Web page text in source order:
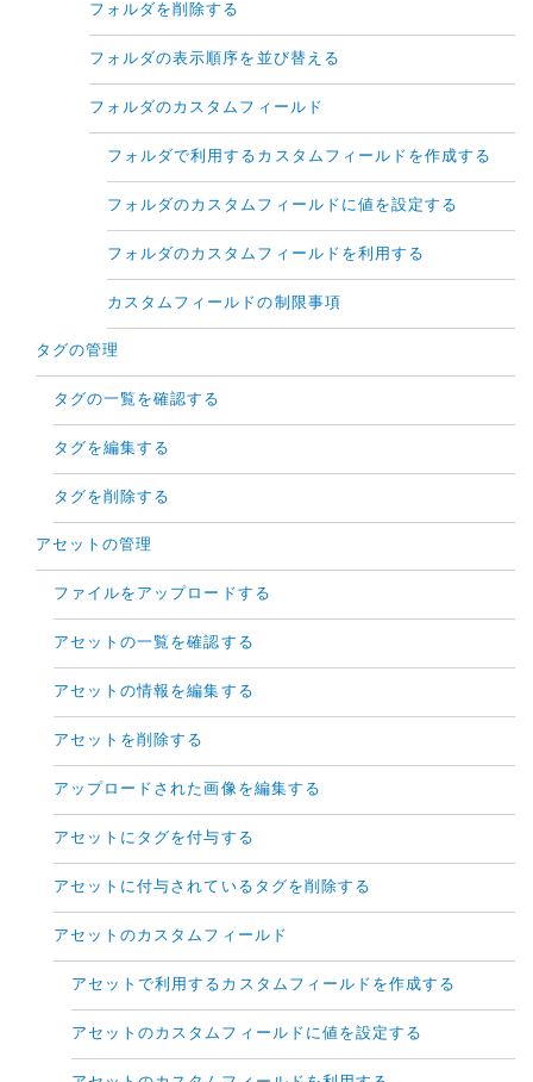
フォルダを削除する
フォルダの表示順序を並び替える
フォルダのカスタムフィールド
フォルダで利用するカスタムフィールドを作成する
フォルダのカスタムフィールドに値を設定する
フォルダのカスタムフィールドを利用する
カスタムフィールドの制限事項
タグの管理
タグの一覧を確認する
タグを編集する
タグを削除する
アセットの管理
ファイルをアップロードする
アセットの一覧を確認する
アセットの情報を編集する
アセットを削除する
アップロードされた画像を編集する
アセットにタグを付与する
アセットに付与されているタグを削除する
アセットのカスタムフィールド
アセットで利用するカスタムフィールドを作成する
アセットのカスタムフィールドに値を設定する